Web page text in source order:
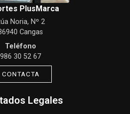
PlusMarca
Noria, Nº 2
Cangas
Teléfono
986 30 52 67
CONTACTA
Legales